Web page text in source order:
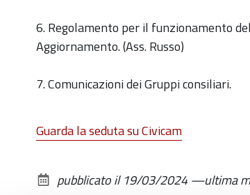
6. Regolamento per il funzionamento
Aggiornamento. (Ass. Russo)
7. Comunicazioni dei Gruppi consiliari.
Guarda la seduta su Civicam
pubblicato il 19/03/2024—ultima